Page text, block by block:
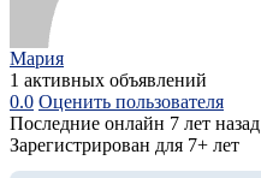
Мария
1 активных объявлений
0.0 Оценить пользователя
Последние онлайн 7 лет назад
Зарегистрирован для 7+ лет